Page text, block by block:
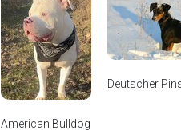
American Bulldog
Deutscher